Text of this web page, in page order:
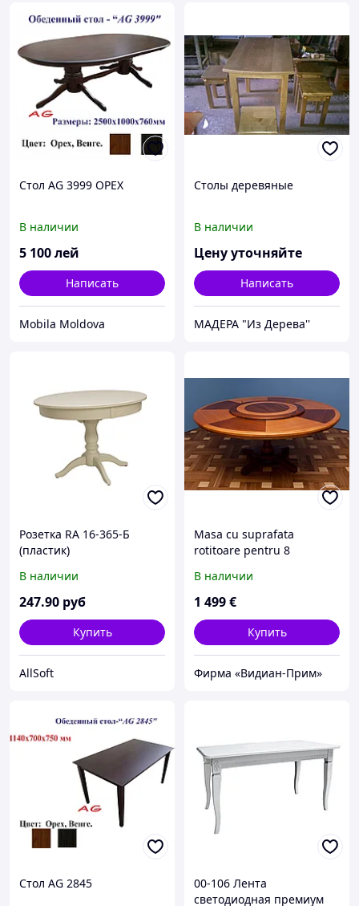
Стол AG 3999 ОРЕХ
В наличии
5 100лей
Написать
Mobila Moldova
Столы деревяные
В наличии
Цену уточняйте
Написать
МАДЕРА "Из Дерева''
Розетка RA 16-365-Б
(пластик)
В наличии
247.90 руб
Купить
AllSoft
Masa cu suprafata
rotitoare pentru 8
В наличии
1 499€
Купить
Фирма «Видиан-Прим»
Стол AG 2845
00-106 Лента
светодиодная премиум